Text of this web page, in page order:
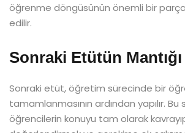
öğrenme döngüsünün önemli bir
edilir.
Sonraki Etütün
Sonraki etüt, öğretim sürecinde bir
tamamlanmasının ardından yapılır.
öğrencilerin konuyu tam olarak